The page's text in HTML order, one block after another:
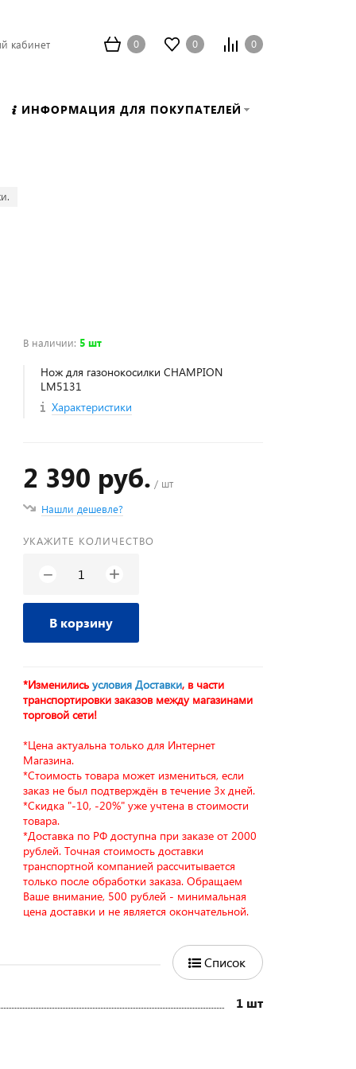
кабинет 0 0 0
ИНФОРМАЦИЯ ДЛЯ ПОКУПАТЕЛЕЙ
В наличии: 5 шт
Нож для газонокосилки CHAMPION
LM5131
Характеристики
2 390 руб. / шт
Нашли дешевле?
УКАЖИТЕ КОЛИЧЕСТВО
− +
В корзину
*Изменилисьусловия Доставки, в части
транспортировки заказов между магазинами
торговой сети!
*Цена актуальна только для Интернет
Магазина.
*Стоимость товара может измениться, если
заказ не был подтверждён в течение 3х дней.
*Скидка "-10, -20%" уже учтена в стоимости
товара.
*Доставка по РФ доступна при заказе от 2000
рублей. Точная стоимость доставки
транспортной компанией рассчитывается
только после обработки заказа. Обращаем
Ваше внимание, 500 рублей - минимальная
цена доставки и не является окончательной.
Список
1 шт